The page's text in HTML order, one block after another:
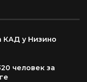
КАД у Низино
человек за